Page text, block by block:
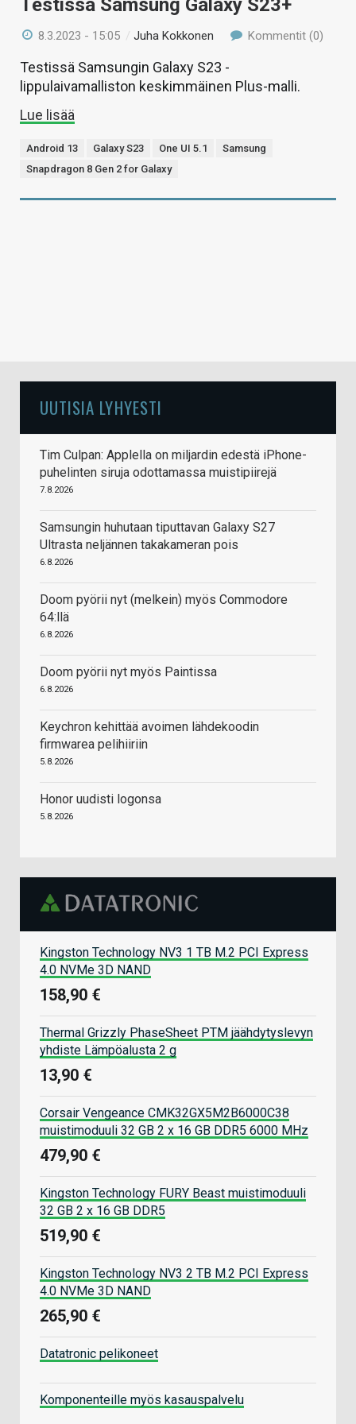
Testissä Samsung Galaxy S23+
8.3.2023 - 15:05 /Juha Kokkonen Kommentit (0)
Testissä Samsungin Galaxy S23 -
lippulaivamalliston keskimmäinen Plus-malli.
Lue lisää
Android 13 Galaxy S23 One UI 5.1
Samsung
Snapdragon 8 Gen 2 for Galaxy
UUTISIA LYHYESTI
Tim Culpan: Applella on miljardin edestä iPhone-
puhelinten siruja odottamassa muistipiirejä
7.8.2026
Samsungin huhutaan tiputtavan Galaxy S27
Ultrasta neljännen takakameran pois
6.8.2026
Doom pyörii nyt (melkein) myös Commodore
64:llä
6.8.2026
Doom pyörii nyt myös Paintissa
6.8.2026
Keychron kehittää avoimen lähdekoodin
firmwarea pelihiiriin
5.8.2026
Honor uudisti logonsa
5.8.2026
Kingston Technology NV3 1 TB M.2 PCI Express
4.0 NVMe 3D NAND
158,90 €
Thermal Grizzly PhaseSheet PTM jäähdytyslevyn
yhdiste Lämpöalusta 2 g
13,90 €
Corsair Vengeance CMK32GX5M2B6000C38
muistimoduuli 32 GB 2 x 16 GB DDR5 6000 MHz
479,90 €
Kingston Technology FURY Beast muistimoduuli
32 GB 2 x 16 GB DDR5
519,90 €
Kingston Technology NV3 2 TB M.2 PCI Express
4.0 NVMe 3D NAND
265,90 €
Datatronic pelikoneet
Komponenteille myös kasauspalvelu